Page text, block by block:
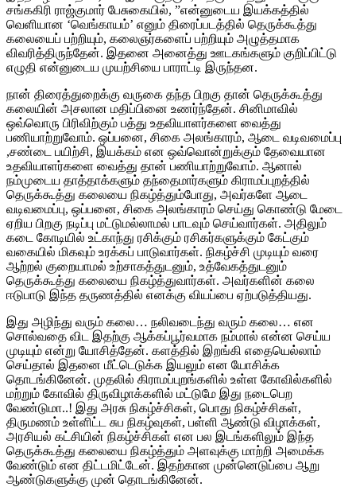
சங்ககிரி ராஜ்குமார் பேசுகையில், ”என்னுடைய இயக்கத்தில்
வெளியான ‘வெங்காயம்’ எனும் திரைப்படத்தில் தெருக்கூத்து
கலையைப் பற்றியும், கலைஞர்களைப் பற்றியும் அழுத்தமாக
விவரித்திருந்தேன். இதனை அனைத்து ஊடகங்களும் குறிப்பிட்டு
எழுதி என்னுடைய முயற்சியை பாராட்டி இருந்தன.
நான் திரைத்துறைக்கு வருகை தந்த பிறகு தான் தெருக்கூத்து
கலையின் அசலான மதிப்பினை உணர்ந்தேன். சினிமாவில்
ஒவ்வொரு பிரிவிற்கும் பத்து உதவியாளர்களை வைத்து
பணியாற்றுவோம். ஒப்பனை, சிகை அலங்காரம், ஆடை வடிவமைப்பு
,சண்டை பயிற்சி, இயக்கம் என ஒவ்வொன்றுக்கும் தேவையான
உதவியாளர்களை வைத்து தான் பணியாற்றுவோம். ஆனால்
நம்முடைய தாத்தாக்களும் தந்தைமார்களும் கிராமப்புறத்தில்
தெருக்கூத்து கலையை நிகழ்த்தும்போது, அவர்களே ஆடை
வடிவமைப்பு, ஒப்பனை, சிகை அலங்காரம் செய்து கொண்டு மேடை
ஏறிய பிறகு நடிப்பு மட்டுமல்லாமல் பாடவும் செய்வார்கள். அதிலும்
கடை கோடியில் உட்காந்து ரசிக்கும் ரசிகர்களுக்கும் கேட்கும்
வகையில் மிகவும் உரக்கப் பாடுவார்கள். நிகழ்ச்சி முடியும் வரை
ஆற்றல் குறையாமல் உற்சாகத்துடனும், உத்வேகத்துடனும்
தெருக்கூத்து கலையை நிகழ்த்துவார்கள். அவர்களின் கலை
ஈடுபாடு இந்த தருணத்தில் எனக்கு வியப்பை ஏற்படுத்தியது.
இது அழிந்து வரும் கலை… நலிவடைந்து வரும் கலை… என
சொல்வதை விட இதற்கு ஆக்கப்பூர்வமாக நம்மால் என்ன செய்ய
முடியும் என்று யோசித்தேன். களத்தில் இறங்கி எதையெல்லாம்
செய்தால் இதனை மீட்டெடுக்க இயலும் என யோசிக்க
தொடங்கினேன். முதலில் கிராமப்புறங்களில் உள்ள கோவில்களில்
மற்றும் கோவில் திருவிழாக்களில் மட்டுமே இது நடைபெற
வேண்டுமா..! இது அரசு நிகழ்ச்சிகள், பொது நிகழ்ச்சிகள்,
திருமணம் உள்ளிட்ட சுப நிகழ்வுகள், பள்ளி ஆண்டு விழாக்கள்,
அரசியல் கட்சியின் நிகழ்ச்சிகள் என பல இடங்களிலும் இந்த
தெருக்கூத்து கலையை நிகழ்த்தும் அளவுக்கு மாற்றி அமைக்க
வேண்டும் என திட்டமிட்டேன். இதற்கான முன்னெடுப்பை ஆறு
ஆண்டுகளுக்கு முன் தொடங்கினேன்.